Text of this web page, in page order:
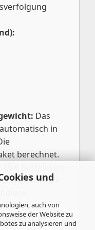
und
auch von
der Website zu
zu analysieren und
Das
in
berechnet.
Der